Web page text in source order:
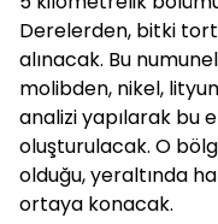
Derelerden, bitki
alınacak. Bu
molibden, nikel,
analizi yapılarak bu
oluşturulacak. O
olduğu, yeraltında
ortaya konacak.